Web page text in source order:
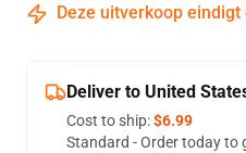
Deze uitverkoop eindigt
Deliver to United
Cost to ship:$6.99
Standard - Order today to